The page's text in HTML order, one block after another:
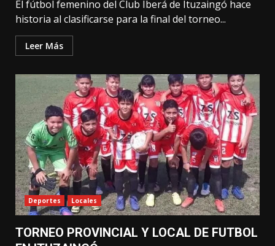
El fútbol femenino del Club Iberá de Ituzaingó hace
historia al clasificarse para la final del torneo...
Leer Más
Deportes Locales
TORNEO PROVINCIAL Y LOCAL DE FUTBOL